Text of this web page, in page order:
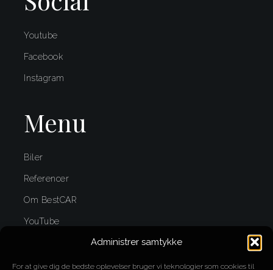
Administrer samtykke
For at give dig de bedste oplevelser bruger vi teknologier som cookies til
Youtube
Facebook
Instagram
Menu
Biler
Referencer
Om BestCAR
YouTube